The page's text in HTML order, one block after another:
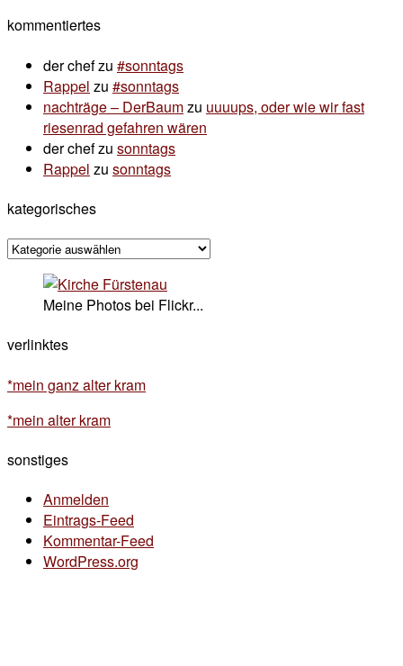
kommentiertes
der chefzu #sonntags
Rappel zu #sonntags
nachträge – DerBaumzu uuuups, oder wie wir fast
riesenrad gefahren wären
der chefzu sonntags
Rappel zu sonntags
kategorisches
kategorisches
Meine Photos bei Flickr...
verlinktes
*mein ganz alter kram
*mein alter kram
sonstiges
Anmelden
Eintrags-Feed
Kommentar-Feed
WordPress.org